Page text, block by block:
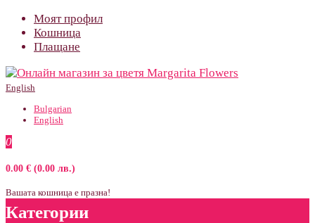
Моят профил
Кошница
Плащане
English
Bulgarian
English
0
0.00 € (0.00 лв.)
Вашата кошница е празна!
Категории